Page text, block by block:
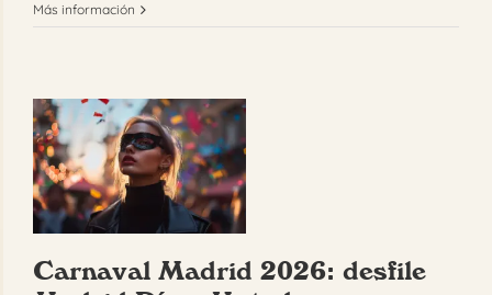
Más información
Carnaval Madrid 2026: desfile